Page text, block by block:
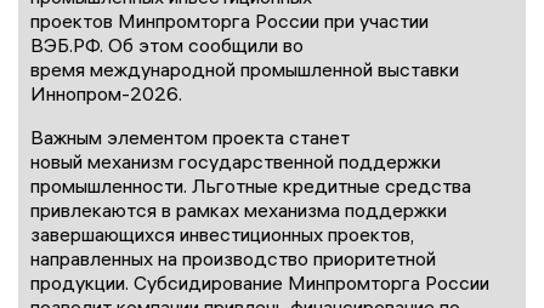
проектов Минпромторга России при участии
ВЭБ.РФ. Об этом сообщили во
время международной промышленной выставки
Иннопром-2026.
Важным элементом проекта станет
новый механизм государственной поддержки
промышленности. Льготные кредитные средства
привлекаются в рамках механизма поддержки
завершающихся инвестиционных проектов,
направленных на производство приоритетной
продукции. Субсидирование Минпромторга России